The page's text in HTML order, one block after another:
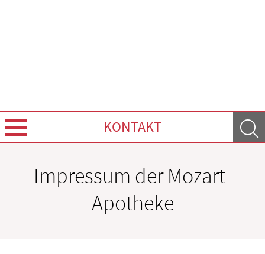
KONTAKT
Impressum der Mozart-
Apotheke